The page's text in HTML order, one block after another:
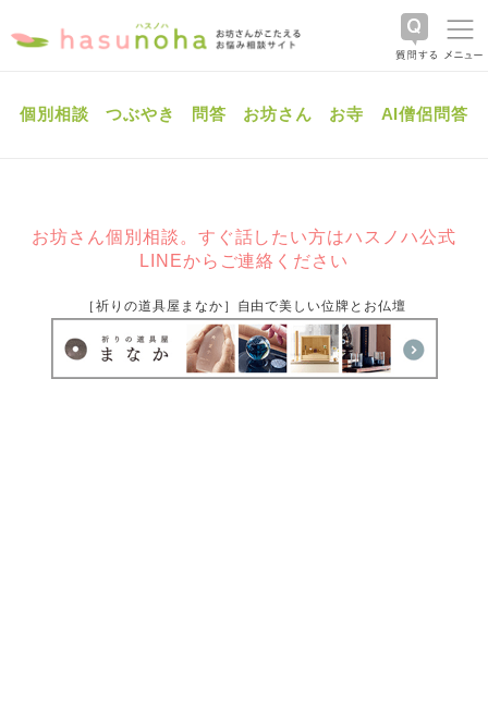
個別相談 つぶやき 問答 お坊さん お寺 AI僧侶問答
お坊さん個別相談。すぐ話したい方はハスノハ公式
LINEからご連絡ください
［祈りの道具屋まなか］自由で美しい位牌とお仏壇